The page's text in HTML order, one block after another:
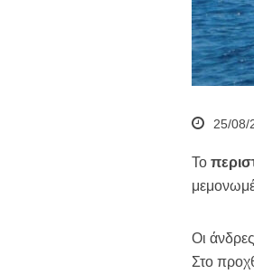
25/08/
Το
Οι
Στο